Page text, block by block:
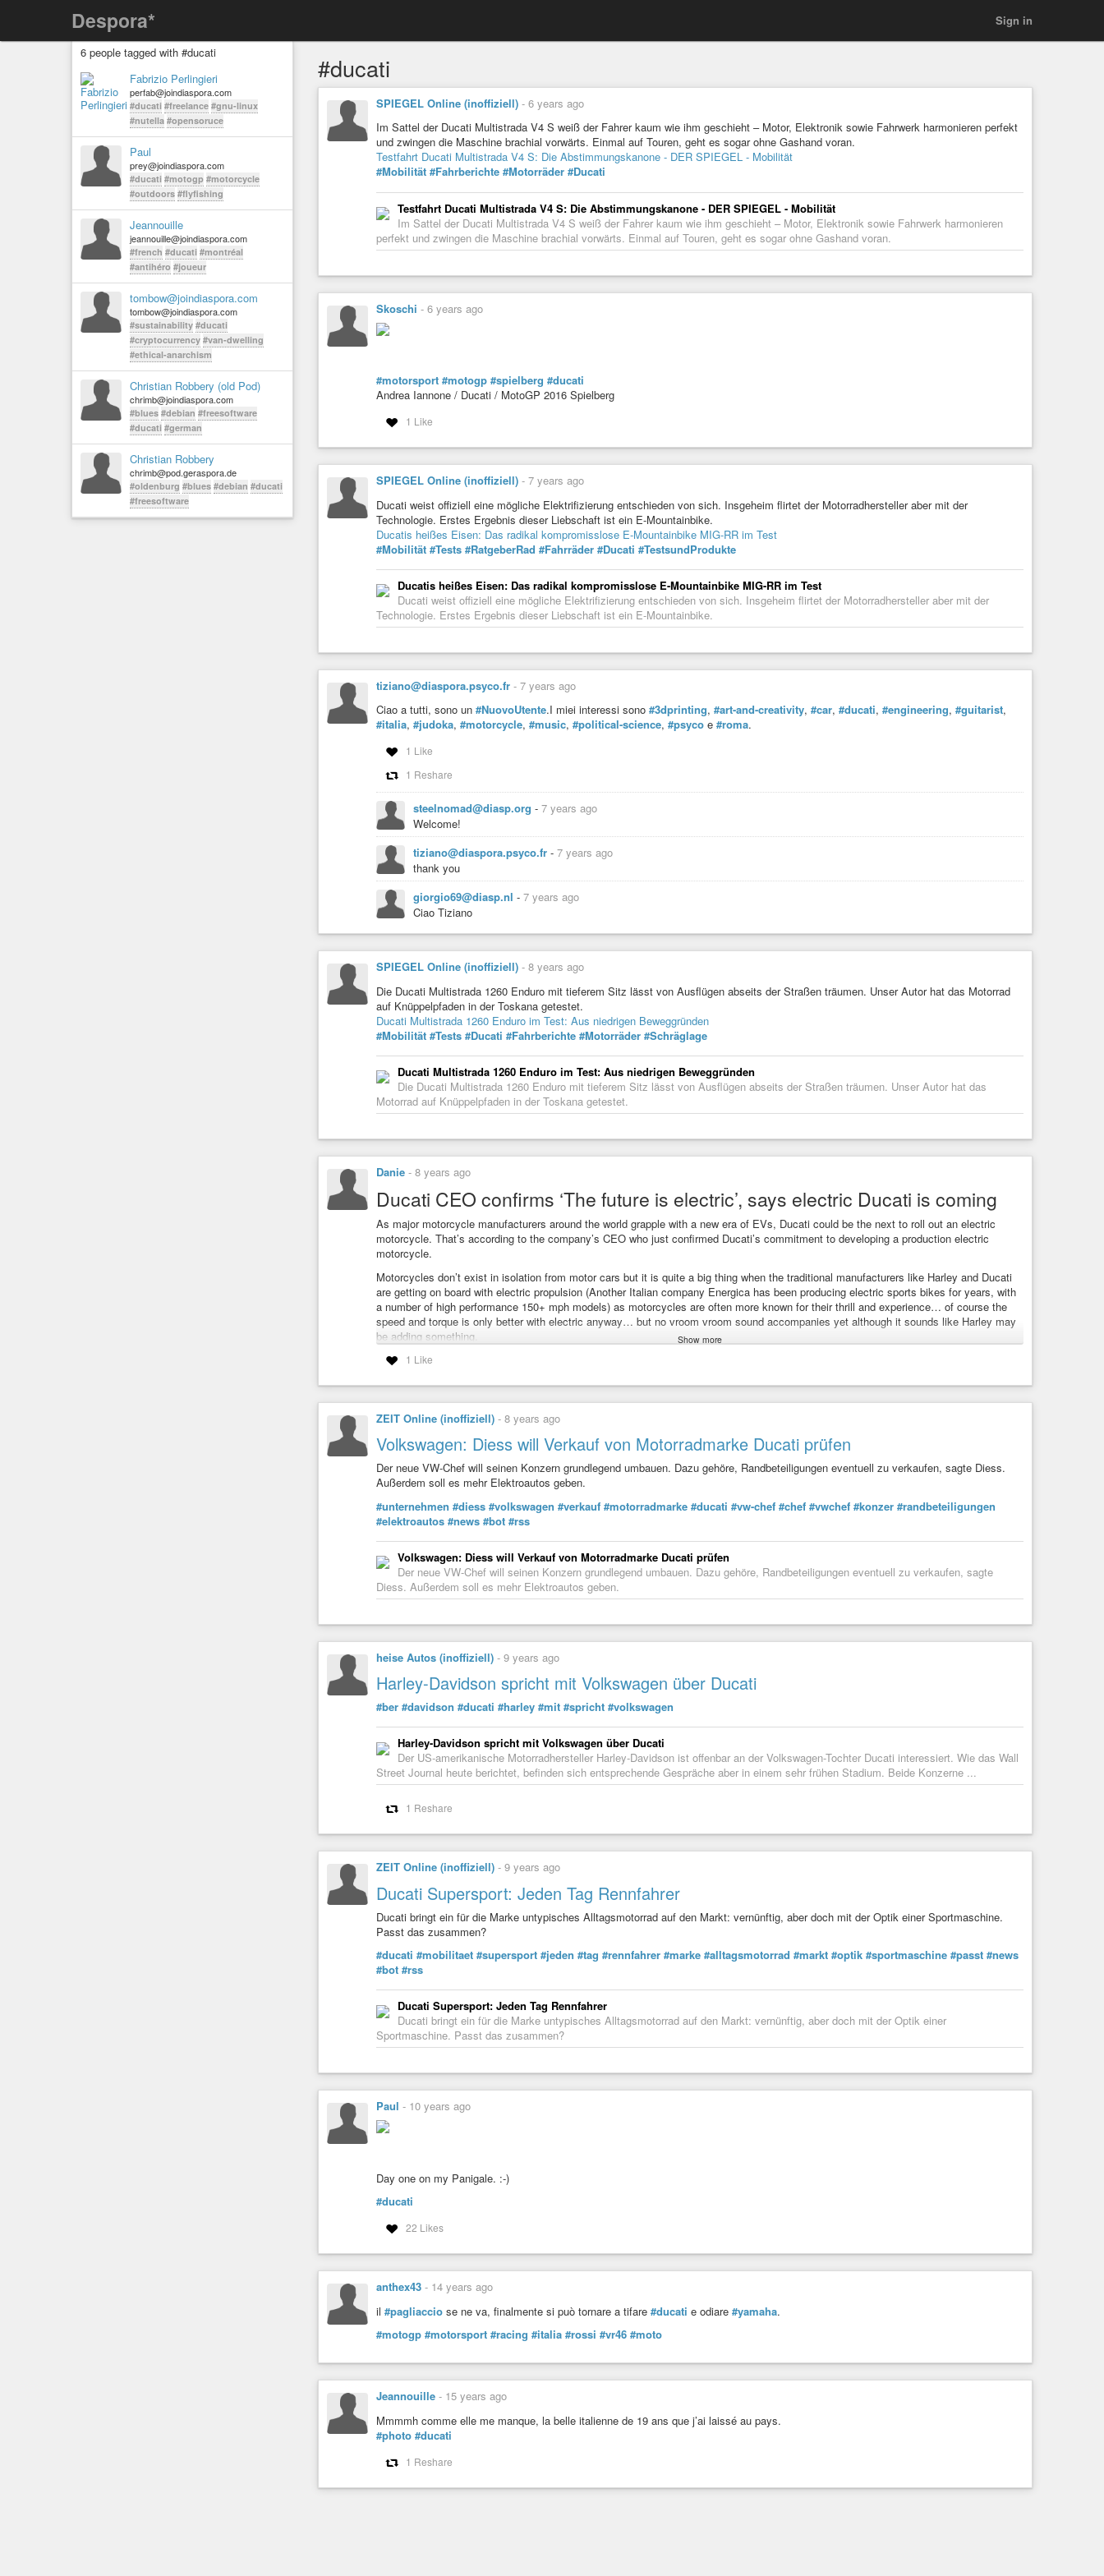
Despora* Sign in
6 people tagged with #ducati
Fabrizio Perlingieri
perfab@joindiaspora.com
#ducati #freelance #gnu-linux
#nutella #opensoruce
Paul
prey@joindiaspora.com
#ducati #motogp #motorcycle
#outdoors #flyfishing
Jeannouille
jeannouille@joindiaspora.com
#french #ducati #montréal
#antihéro #joueur
tombow@joindiaspora.com
tombow@joindiaspora.com
#sustainability #ducati
#cryptocurrency #van-dwelling
#ethical-anarchism
Christian Robbery (old Pod)
chrimb@joindiaspora.com
#blues #debian #freesoftware
#ducati #german
Christian Robbery
chrimb@pod.geraspora.de
#oldenburg #blues #debian #ducati
#freesoftware
#ducati
SPIEGEL Online (inoffiziell) - 6 years ago
Im Sattel der Ducati Multistrada V4 S weiß der Fahrer kaum wie ihm geschieht – Motor, Elektronik sowie Fahrwerk harmonieren perfekt
und zwingen die Maschine brachial vorwärts. Einmal auf Touren, geht es sogar ohne Gashand voran.
Testfahrt Ducati Multistrada V4 S: Die Abstimmungskanone - DER SPIEGEL - Mobilität
#Mobilität #Fahrberichte #Motorräder #Ducati
Testfahrt Ducati Multistrada V4 S: Die Abstimmungskanone - DER SPIEGEL - Mobilität
Im Sattel der Ducati Multistrada V4 S weiß der Fahrer kaum wie ihm geschieht – Motor, Elektronik sowie Fahrwerk harmonieren
perfekt und zwingen die Maschine brachial vorwärts. Einmal auf Touren, geht es sogar ohne Gashand voran.
Skoschi - 6 years ago
#motorsport #motogp #spielberg #ducati
Andrea Iannone / Ducati / MotoGP 2016 Spielberg
1 Like
SPIEGEL Online (inoffiziell) - 7 years ago
Ducati weist offiziell eine mögliche Elektrifizierung entschieden von sich. Insgeheim flirtet der Motorradhersteller aber mit der
Technologie. Erstes Ergebnis dieser Liebschaft ist ein E-Mountainbike.
Ducatis heißes Eisen: Das radikal kompromisslose E-Mountainbike MIG-RR im Test
#Mobilität #Tests #RatgeberRad #Fahrräder #Ducati #TestsundProdukte
Ducatis heißes Eisen: Das radikal kompromisslose E-Mountainbike MIG-RR im Test
Ducati weist offiziell eine mögliche Elektrifizierung entschieden von sich. Insgeheim flirtet der Motorradhersteller aber mit der
Technologie. Erstes Ergebnis dieser Liebschaft ist ein E-Mountainbike.
tiziano@diaspora.psyco.fr - 7 years ago
Ciao a tutti, sono un #NuovoUtente.I miei interessi sono #3dprinting, #art-and-creativity, #car, #ducati, #engineering, #guitarist,
#italia, #judoka, #motorcycle, #music, #political-science, #psyco e #roma.
1 Like
1 Reshare
steelnomad@diasp.org - 7 years ago
Welcome!
tiziano@diaspora.psyco.fr - 7 years ago
thank you
giorgio69@diasp.nl - 7 years ago
Ciao Tiziano
SPIEGEL Online (inoffiziell) - 8 years ago
Die Ducati Multistrada 1260 Enduro mit tieferem Sitz lässt von Ausflügen abseits der Straßen träumen. Unser Autor hat das Motorrad
auf Knüppelpfaden in der Toskana getestet.
Ducati Multistrada 1260 Enduro im Test: Aus niedrigen Beweggründen
#Mobilität #Tests #Ducati #Fahrberichte #Motorräder #Schräglage
Ducati Multistrada 1260 Enduro im Test: Aus niedrigen Beweggründen
Die Ducati Multistrada 1260 Enduro mit tieferem Sitz lässt von Ausflügen abseits der Straßen träumen. Unser Autor hat das
Motorrad auf Knüppelpfaden in der Toskana getestet.
Danie - 8 years ago
Ducati CEO confirms ‘The future is electric’, says electric Ducati is coming
As major motorcycle manufacturers around the world grapple with a new era of EVs, Ducati could be the next to roll out an electric
motorcycle. That’s according to the company’s CEO who just confirmed Ducati’s commitment to developing a production electric
motorcycle.
Motorcycles don’t exist in isolation from motor cars but it is quite a big thing when the traditional manufacturers like Harley and Ducati
are getting on board with electric propulsion (Another Italian company Energica has been producing electric sports bikes for years, with
a number of high performance 150+ mph models) as motorcycles are often more known for their thrill and experience… of course the
speed and torque is only better with electric anyway… but no vroom vroom sound accompanies yet although it sounds like Harley may
be adding something.
See https://electrek.co/2019/01/19/electric-ducati-motorcycle/
#ducati #EV
Ducati CEO confirms ‘The future is electric’, says electric Ducati is coming
motorcycle. That’s according to the company’s CEO who …
Show more
1 Like
ZEIT Online (inoffiziell) - 8 years ago
Volkswagen: Diess will Verkauf von Motorradmarke Ducati prüfen
Der neue VW-Chef will seinen Konzern grundlegend umbauen. Dazu gehöre, Randbeteiligungen eventuell zu verkaufen, sagte Diess.
Außerdem soll es mehr Elektroautos geben.
#unternehmen #diess #volkswagen #verkauf #motorradmarke #ducati #vw-chef #chef #vwchef #konzer #randbeteiligungen
#elektroautos #news #bot #rss
Volkswagen: Diess will Verkauf von Motorradmarke Ducati prüfen
Der neue VW-Chef will seinen Konzern grundlegend umbauen. Dazu gehöre, Randbeteiligungen eventuell zu verkaufen, sagte
Diess. Außerdem soll es mehr Elektroautos geben.
heise Autos (inoffiziell) - 9 years ago
Harley-Davidson spricht mit Volkswagen über Ducati
#ber #davidson #ducati #harley #mit #spricht #volkswagen
Harley-Davidson spricht mit Volkswagen über Ducati
Der US-amerikanische Motorradhersteller Harley-Davidson ist offenbar an der Volkswagen-Tochter Ducati interessiert. Wie das Wall
Street Journal heute berichtet, befinden sich entsprechende Gespräche aber in einem sehr frühen Stadium. Beide Konzerne ...
1 Reshare
ZEIT Online (inoffiziell) - 9 years ago
Ducati Supersport: Jeden Tag Rennfahrer
Ducati bringt ein für die Marke untypisches Alltagsmotorrad auf den Markt: vernünftig, aber doch mit der Optik einer Sportmaschine.
Passt das zusammen?
#ducati #mobilitaet #supersport #jeden #tag #rennfahrer #marke #alltagsmotorrad #markt #optik #sportmaschine #passt #news
#bot #rss
Ducati Supersport: Jeden Tag Rennfahrer
Ducati bringt ein für die Marke untypisches Alltagsmotorrad auf den Markt: vernünftig, aber doch mit der Optik einer
Sportmaschine. Passt das zusammen?
Paul - 10 years ago
Day one on my Panigale. :-)
#ducati
22 Likes
anthex43 - 14 years ago
il #pagliaccio se ne va, finalmente si può tornare a tifare #ducati e odiare #yamaha.
#motogp #motorsport #racing #italia #rossi #vr46 #moto
Jeannouille - 15 years ago
Mmmmh comme elle me manque, la belle italienne de 19 ans que j’ai laissé au pays.
#photo #ducati
1 Reshare